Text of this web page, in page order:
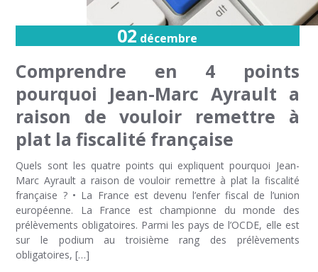
02 décembre
Comprendre en 4 points
pourquoi Jean-Marc Ayrault a
raison de vouloir remettre à
plat la fiscalité française
Quels sont les quatre points qui expliquent pourquoi Jean-
Marc Ayrault a raison de vouloir remettre à plat la fiscalité
française ? • La France est devenu l’enfer fiscal de l’union
européenne. La France est championne du monde des
prélèvements obligatoires. Parmi les pays de l’OCDE, elle est
sur le podium au troisième rang des prélèvements
obligatoires, […]